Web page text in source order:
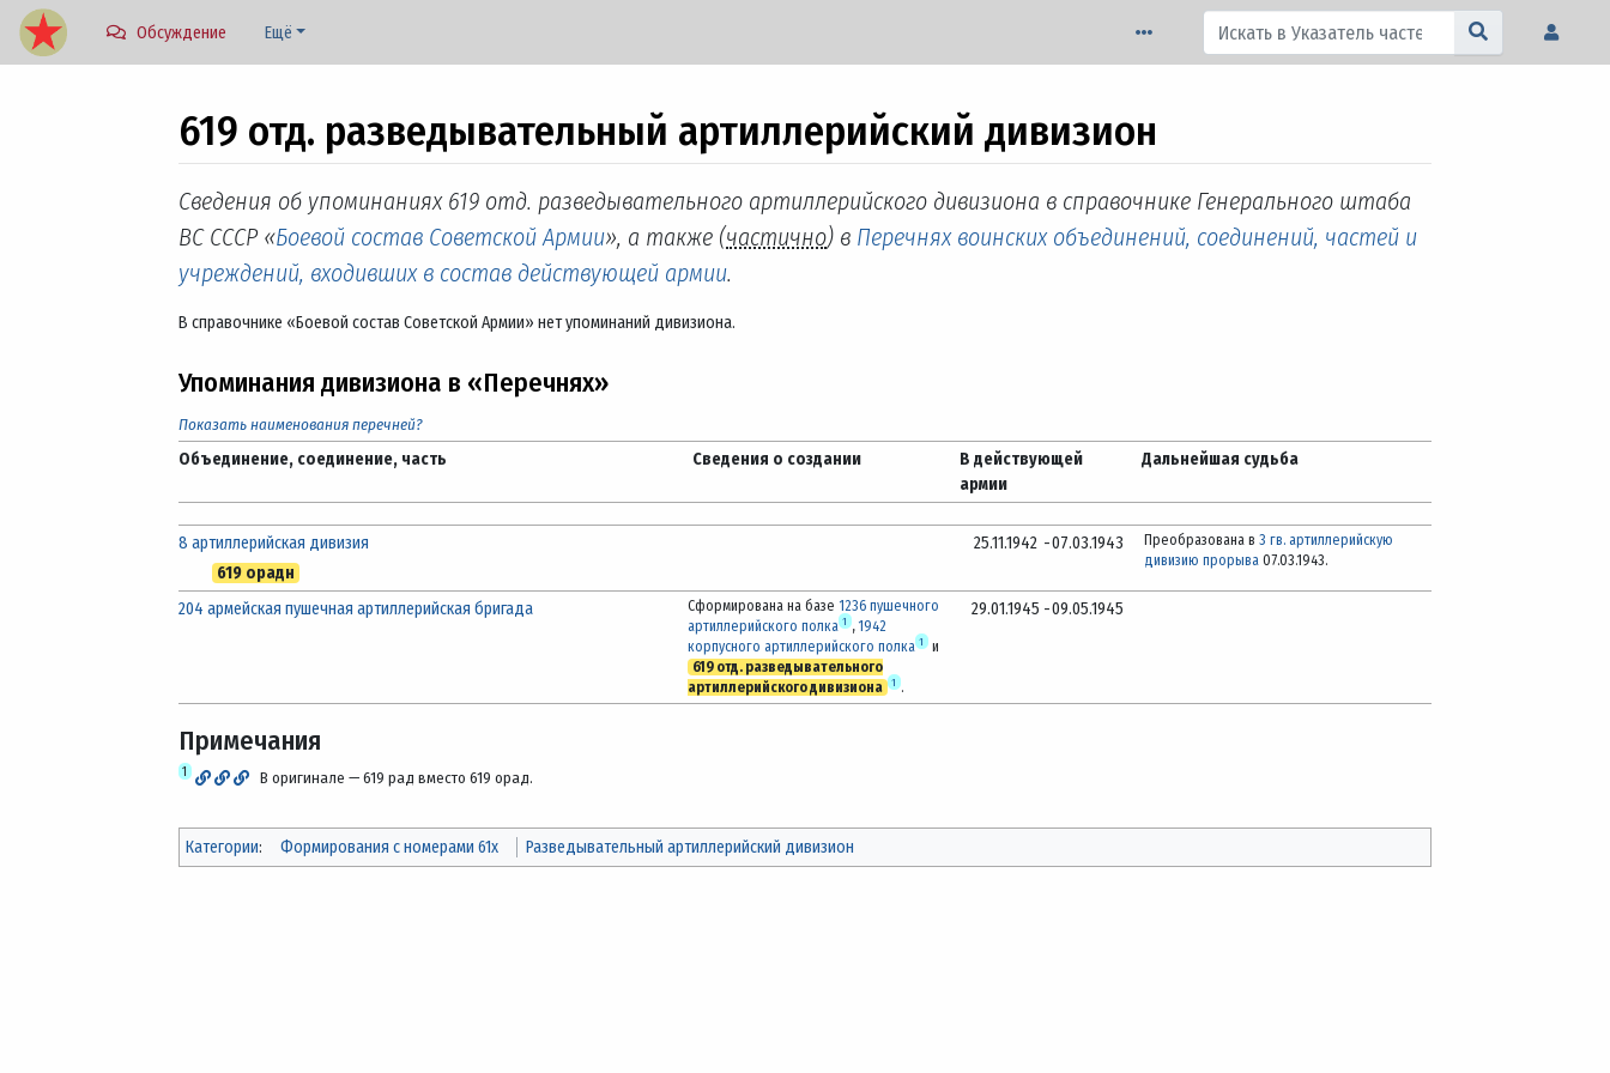
Обсуждение Ещё
619 отд. разведывательный артиллерийский дивизион
Перейти к:навигация,поиск
Сведения об упоминаниях 619 отд. разведывательного артиллерийского дивизиона в справочнике Генерального штаба
ВС СССР «Боевой состав Советской Армии», а также (частично) в Перечнях воинских объединений, соединений, частей и
учреждений, входивших в состав действующей армии.
В справочнике «Боевой состав Советской Армии» нет упоминаний дивизиона.
Упоминания дивизиона в «Перечнях»
Показать наименования перечней?
Объединение, соединение, часть Сведения о создании
В действующей
армии
Дальнейшая судьба
8 артиллерийская дивизия
619 орадн
25.11.1942 -07.03.1943 Преобразована в 3 гв. артиллерийскую
дивизию прорыва 07.03.1943.
204 армейская пушечная артиллерийская бригада Сформирована на базе 1236 пушечного
артиллерийского полка 1 , 1942
корпусного артиллерийского полка 1 и
619 отд. разведывательного
артиллерийского дивизиона
1 .
29.01.1945 -09.05.1945
Примечания
1 В оригинале — 619 рад вместо 619 орад.
Категории: Формирования с номерами 61x Разведывательный артиллерийский дивизион